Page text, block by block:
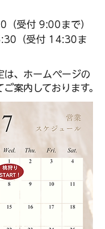
受付 9:00まで）
（受付 14:30ま
、ホームページの
ご案内しております。